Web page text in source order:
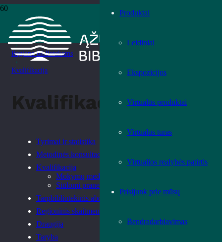
Produktai
Leidiniai
Ekspozicijos
Virtualūs produktai
Virtualus turas
Virtualios realybės patirtis
Prisijunk prie mūsų
Bendradarbiavimas
Pradžia
›
Paslaugos
›
Regiono bibliotekoms
›
Kvalifikacija
Kvalifikacija
Tyrimai ir statistika
Metodinės konsultacijos
Kvalifikacija
Mokymų medžiaga
Siūlomi pranešimai
Tarpbibliotekinis abonementas
Regioninis skaitmeninimo centras
Draugija
Taryba